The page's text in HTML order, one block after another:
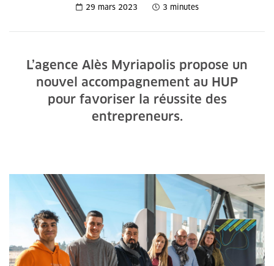
29 mars 2023 3 minutes
L’agence Alès Myriapolis propose un
nouvel accompagnement au HUP
pour favoriser la réussite des
entrepreneurs.